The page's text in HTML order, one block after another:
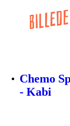
Chemo
- Kabi